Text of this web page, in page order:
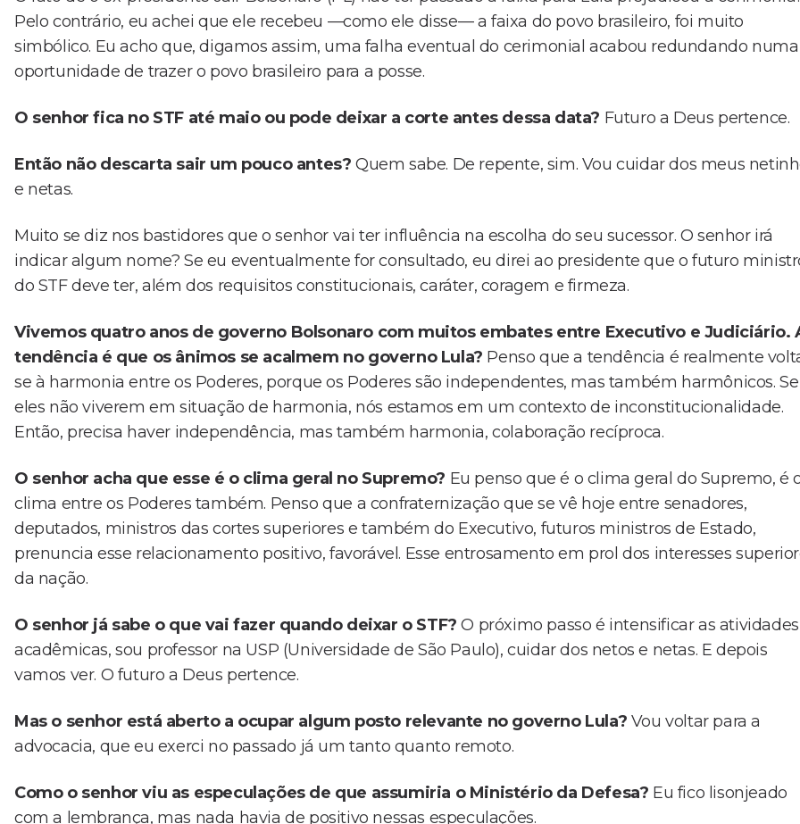
Pelo contrário, eu achei que ele recebeu —como ele disse— a faixa do povo brasileiro, foi muito
simbólico. Eu acho que, digamos assim, uma falha eventual do cerimonial acabou redundando numa
oportunidade de trazer o povo brasileiro para a posse.
O senhor fica no STF até maio ou pode deixar a corte antes dessa data? Futuro a Deus pertence.
Então não descarta sair um pouco antes? Quem sabe. De repente, sim. Vou cuidar dos meus
e netas.
Muito se diz nos bastidores que o senhor vai ter influência na escolha do seu sucessor. O senhor irá
indicar algum nome? Se eu eventualmente for consultado, eu direi ao presidente que o futuro
do STF deve ter, além dos requisitos constitucionais, caráter, coragem e firmeza.
Vivemos quatro anos de governo Bolsonaro com muitos embates entre Executivo e Judiciário.
tendência é que os ânimos se acalmem no governo Lula? Penso que a tendência é realmente
se à harmonia entre os Poderes, porque os Poderes são independentes, mas também harmônicos. Se
eles não viverem em situação de harmonia, nós estamos em um contexto de inconstitucionalidade.
Então, precisa haver independência, mas também harmonia, colaboração recíproca.
O senhor acha que esse é o clima geral no Supremo? Eu penso que é o clima geral do Supremo, é
clima entre os Poderes também. Penso que a confraternização que se vê hoje entre senadores,
deputados, ministros das cortes superiores e também do Executivo, futuros ministros de Estado,
prenuncia esse relacionamento positivo, favorável. Esse entrosamento em prol dos interesses
da nação.
O senhor já sabe o que vai fazer quando deixar o STF? O próximo passo é intensificar as atividades
acadêmicas, sou professor na USP (Universidade de São Paulo), cuidar dos netos e netas. E depois
vamos ver. O futuro a Deus pertence.
Mas o senhor está aberto a ocupar algum posto relevante no governo Lula? Vou voltar para a
advocacia, que eu exerci no passado já um tanto quanto remoto.
Como o senhor viu as especulações de que assumiria o Ministério da Defesa? Eu fico lisonjeado
com a lembrança, mas nada havia de positivo nessas especulações.